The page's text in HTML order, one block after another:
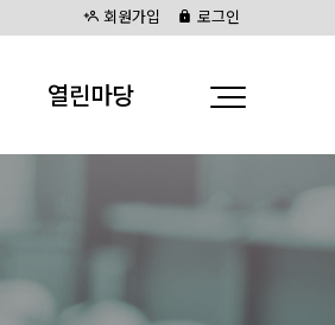
회원가입 로그인
열린마당